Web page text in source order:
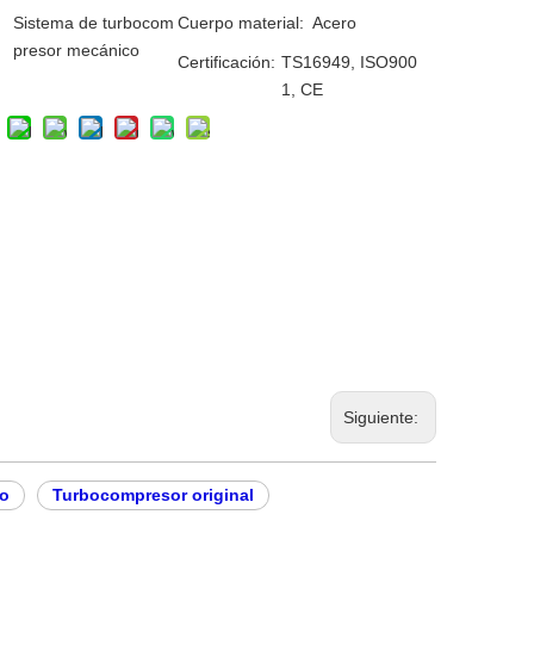
Sistema de turbocom
presor mecánico
Cuerpo material: Acero
Certificación: TS16949, ISO900
1, CE
Siguiente:
Turbocompresor original